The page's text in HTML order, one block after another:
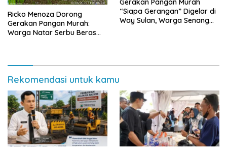
Ricko Menoza Dorong
Gerakan Pangan Murah:
Warga Natar Serbu Beras
Gerakan Pangan Murah
“Siapa Gerangan” Digelar di
Way Sulan, Warga Senang
Rekomendasi untuk kamu